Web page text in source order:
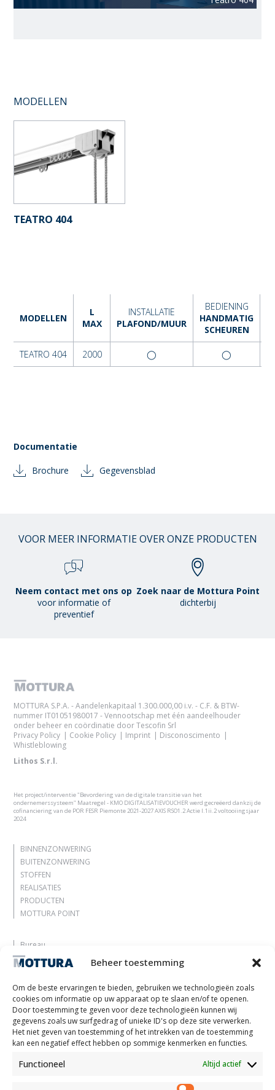
Beheer toestemming
Om de beste ervaringen te bieden, gebruiken we technologieën zoals
cookies om informatie op uw apparaat op te slaan en/of te openen.
Door toestemming te geven voor deze technologieën kunnen wij
gegevens zoals uw surfgedrag of unieke ID's op deze site verwerken.
Het niet geven van toestemming of het intrekken van de toestemming
kan een negatief effect hebben op sommige kenmerken en functies.
Functioneel Altijd actief
MODELLEN
TEATRO 404
MODELLEN
L
MAX
INSTALLATIE
PLAFOND/MUUR
BEDIENING
HANDMATIG
SCHEUREN
TEATRO 404 2000 ◯ ◯
Documentatie
Brochure Gegevensblad
VOOR MEER INFORMATIE OVER ONZE PRODUCTEN
Neem contact met ons op
voor informatie of
preventief
Zoek naar de Mottura Point
dichterbij
MOTTURA S.P.A. - Aandelenkapitaal 1.300.000,00 i.v. - C.F. & BTW-
nummer IT01051980017 - Vennootschap met één aandeelhouder
onder beheer en coördinatie door Tescofin Srl
Privacy Policy
Cookie Policy Imprint
Disconoscimento
Whistleblowing
Lithos S.r.l.
Het project/interventie "Bevordering van de digitale transitie van het
ondernemerssysteem" Maatregel - KMO DIGITALISATIEVOUCHER werd gecreëerd dankzij de
cofinanciering van de POR FESR Piemonte 2021-2027 AXIS RSO1.2 Actie I.1ii.2 voltooiingsjaar
2024
BINNENZONWERING
BUITENZONWERING
STOFFEN
REALISATIES
PRODUCTEN
MOTTURA POINT
Bureau
Laat je inspireren
Contacten
Werk met ons
Gereserveerd gebied
Certificeringen
M2Net
Child Safety
Customer Information